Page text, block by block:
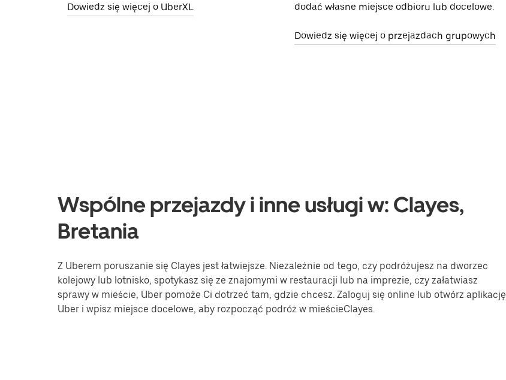
Dowiedz się więcej o UberXL
dodać własne miejsce odbioru lub docelowe.
Dowiedz się więcej o przejazdach grupowych
Wspólne przejazdy i inne usługi w: Clayes,
Bretania
Z Uberem poruszanie się Clayes jest łatwiejsze. Niezależnie od tego, czy podróżujesz na dworzec
kolejowy lub lotnisko, spotykasz się ze znajomymi w restauracji lub na imprezie, czy załatwiasz
sprawy w mieście, Uber pomoże Ci dotrzeć tam, gdzie chcesz. Zaloguj się online lub otwórz aplikację
Uber i wpisz miejsce docelowe, aby rozpocząć podróż w mieścieClayes.